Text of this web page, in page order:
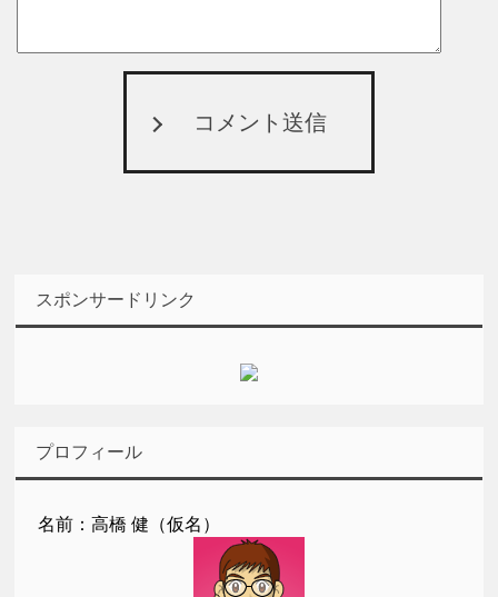
コメント送信
スポンサードリンク
プロフィール
名前：高橋 健（仮名）